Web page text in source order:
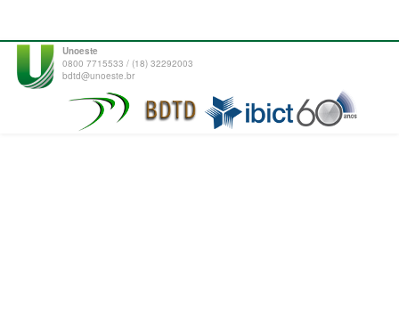
Unoeste
0800 7715533 / (18) 32292003
bdtd@unoeste.br